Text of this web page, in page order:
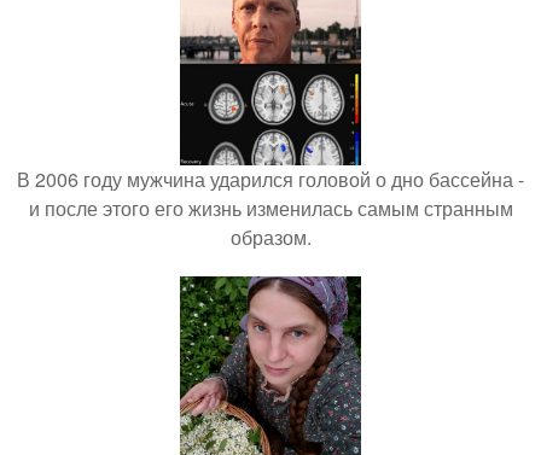
В 2006 году мужчина ударился головой о дно бассейна -
и после этого его жизнь изменилась самым странным
образом.